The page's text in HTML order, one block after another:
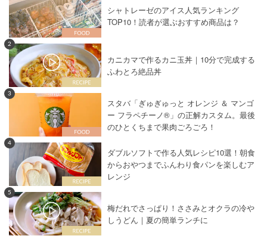
シャトレーゼのアイス人気ランキング
TOP10！読者が選ぶおすすめ商品は？
2
カニカマで作るカニ玉丼｜10分で完成する
ふわとろ絶品丼
3
スタバ「ぎゅぎゅっと オレンジ ＆ マンゴ
ー フラペチーノ®」の正解カスタム。最後
のひとくちまで果肉ごろごろ！
4
ダブルソフトで作る人気レシピ10選！朝食
からおやつまでふんわり食パンを楽しむア
レンジ
5
梅だれでさっぱり！ささみとオクラの冷や
しうどん｜夏の簡単ランチに